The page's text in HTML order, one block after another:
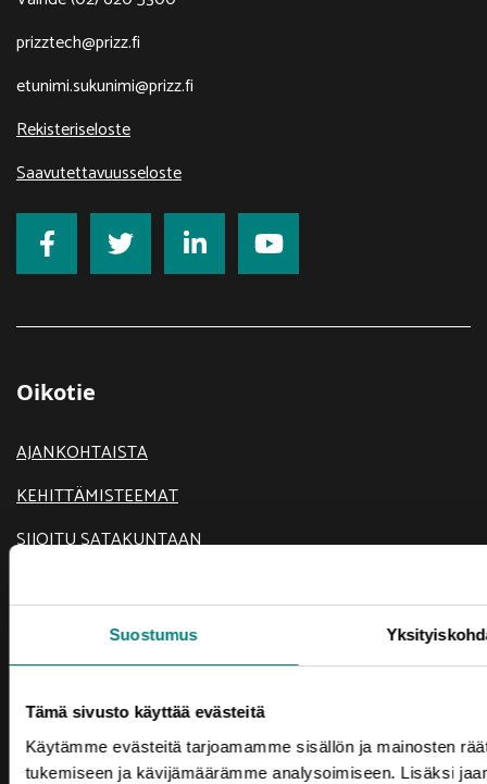
Suostumus
Tämä sivusto käyttää evästeitä
Käytämme evästeitä tarjoamamme sisällön ja mainosten
tukemiseen ja kävijämäärämme analysoimiseen. Lisäksi
prizztech@prizz.fi
etunimi.sukunimi@prizz.fi
Rekisteriseloste
Saavutettavuusseloste
Oikotie
AJANKOHTAISTA
KEHITTÄMISTEEMAT
SIJOITU SATAKUNTAAN
USEIN KYSYTTYÄ
YRITYKSEN PERUSTAMINEN
YRITYSPALVELUT